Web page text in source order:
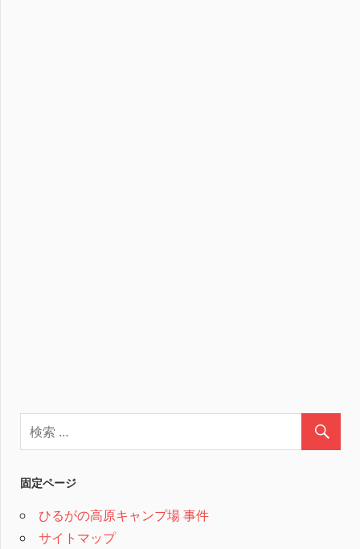
固定ページ
ひるがの高原キャンプ場 事件
サイトマップ